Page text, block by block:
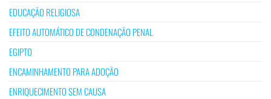
EDUCAÇÃO RELIGIOSA
EFEITO AUTOMÁTICO DE CONDENAÇÃO PENAL
EGIPTO
ENCAMINHAMENTO PARA ADOÇÃO
ENRIQUECIMENTO SEM CAUSA